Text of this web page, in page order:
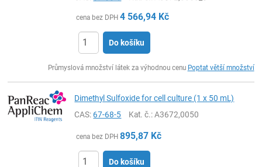
cena bez DPH 4 566,94 Kč
Do košíku
Průmyslová množství látek za výhodnou cenu Poptat větší množství
Dimethyl Sulfoxide for cell culture (1 x 50 mL)
CAS:67-68-5 Kat. č.: A3672,0050
cena bez DPH 895,87 Kč
Do košíku